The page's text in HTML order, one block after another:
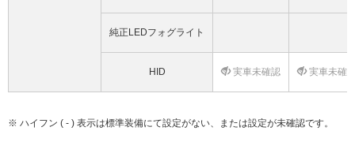
純正LEDフォグライト
HID 実車未確認 実車未確
※ ハイフン ( - ) 表示は標準装備にて設定がない、または設定が未確認です。